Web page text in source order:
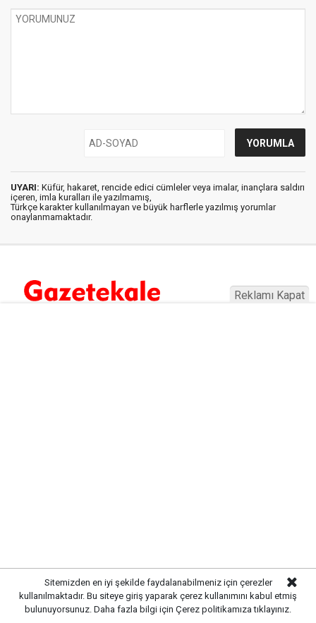
UYARI: Küfür, hakaret, rencide edici cümleler veya imalar, inançlara saldırı
içeren, imla kuralları ile yazılmamış,
Türkçe karakter kullanılmayan ve büyük harflerle yazılmış yorumlar
onaylanmamaktadır.
Sitemizden en iyi şekilde faydalanabilmeniz için çerezler
kullanılmaktadır. Bu siteye giriş yaparak çerez kullanımını kabul etmiş
bulunuyorsunuz. Daha fazla bilgi için Çerez politikamıza tıklayınız.
Reklamı Kapat